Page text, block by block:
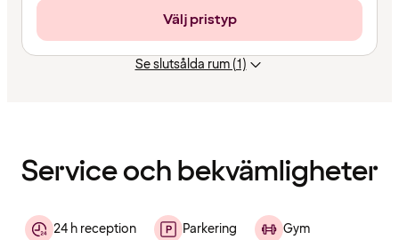
Välj pristyp
Se slutsålda rum (1)
Service och bekvämligheter
24 h reception Parkering Gym